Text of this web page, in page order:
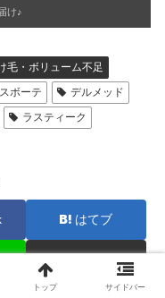
け♪
毛・ボリューム不足
ボーテ
デルメッド
ラスティーク
はてブ
トップ サイドバー